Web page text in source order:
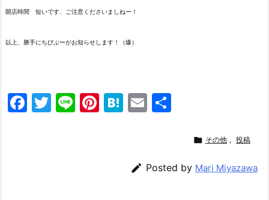
開店時間 短いです、ご注意くださいましねー！
以上、勝手にちびぶーがお知らせします！（爆）
F
T
Li Pi H
a
E
l
 その他 , 投稿
 Posted by Mari Miyazawa